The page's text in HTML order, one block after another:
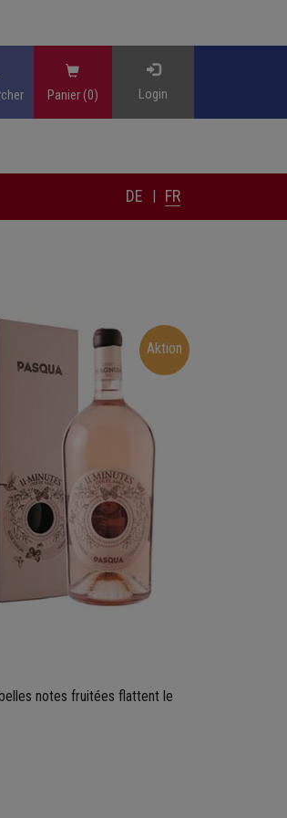
Panier (0) Login
DE | FR
Aktion
notes fruitées flattent le